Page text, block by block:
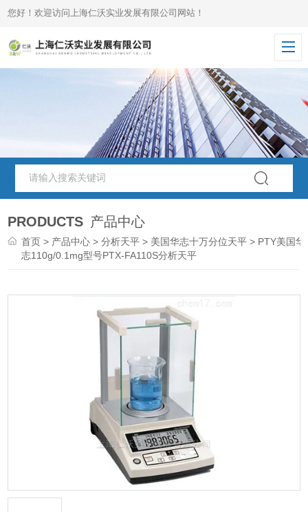
您好！欢迎访问上海仁沃实业发展有限公司网站！
PRODUCTS 产品中心
首页 > 产品中心 >分析天平 > 美国华志十万分位天平 > PTY美国华
志110g/0.1mg型号PTX-FA110S分析天平